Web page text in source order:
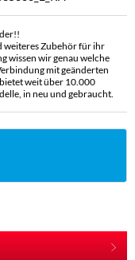
weiteres Zubehör für ihr
wissen wir genau welche
mit geänderten
weit über 10.000
in neu und gebraucht.